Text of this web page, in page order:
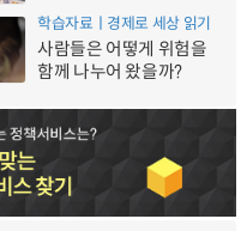
학습자료ㅣ경제로 세상 읽기
사람들은 어떻게 위험을
함께 나누어 왔을까?